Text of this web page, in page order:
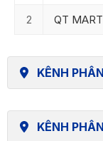
2 QT MART
KÊNH
KÊNH